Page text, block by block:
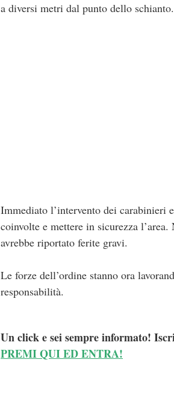
a diversi metri dal punto dello schianto.
Immediato l’intervento dei carabinieri
coinvolte e mettere in sicurezza
avrebbe riportato ferite gravi.
Le forze dell’ordine stanno ora
responsabilità.
Un click e sei sempre informato!
PREMI QUI ED ENTRA!